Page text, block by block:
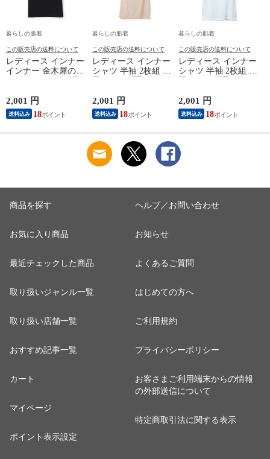
暮らしの肌着
この販売店の送料について
レディース インナー
インナー 金木犀のめ
っとり 保湿 ストレ
ッチ ボタニカル タ
ンクトップ 秋冬 お
2,001 円
送料込み 18
暮らしの肌着
この販売店の送料について
レディース インナー
シャツ 半袖 2枚組 素
り インナーシャツ
パッド付き 春夏 汗
染み 防止 汗 対策 綿
ット工業 S5022B-RT
涼しい 肌着
2,001 円
送料込み 18
暮らしの肌着
この販売店の送料について
レディース インナー
シャツ 半袖 2枚組 素
り インナーシャツ
パッド付き 春夏 汗
染み 防止 汗 対策 綿
ット工業 S5022B-RT
涼しい 肌着
2,001 円
送料込み 18
商品を探す
お気に入り商品
最近チェックした商品
取り扱いジャンル一覧
取り扱い店舗一覧
おすすめ記事一覧
カート
マイページ
ポイント表示設定
ヘルプ／お問い合わせ
お知らせ
よくあるご質問
はじめての方へ
ご利用規約
プライバシーポリシー
お客さまご利用端末からの情報
の外部送信について
特定商取引法に関する表示